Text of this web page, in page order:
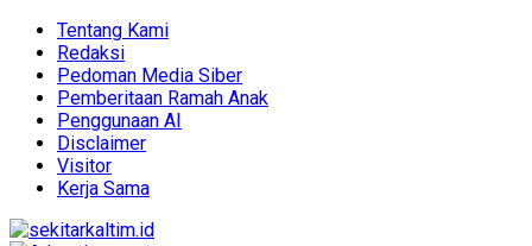
Tentang Kami
Redaksi
Pedoman Media Siber
Pemberitaan Ramah Anak
Penggunaan AI
Disclaimer
Visitor
Kerja Sama